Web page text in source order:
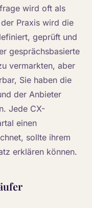
wird oft als
Praxis wird die
geprüft und
gesprächsbasierte
vermarkten, aber
Sie haben die
der Anbieter
Jede CX-
einen
sollte ihrem
erklären können.